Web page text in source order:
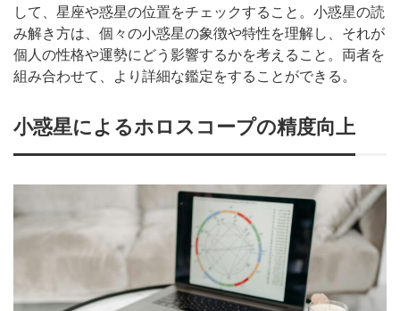
して、星座や惑星の位置をチェックすること。小惑星の読
み解き方は、個々の小惑星の象徴や特性を理解し、それが
個人の性格や運勢にどう影響するかを考えること。両者を
組み合わせて、より詳細な鑑定をすることができる。
小惑星によるホロスコープの精度向上